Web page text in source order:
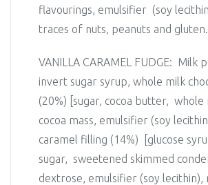
flavourings, emulsifier (soy
traces of nuts, peanuts and gluten.
VANILLA CARAMEL FUDGE: Milk
invert sugar syrup, whole milk
(20%) [sugar, cocoa butter, whole
cocoa mass, emulsifier (soy
caramel filling (14%) [glucose
sugar, sweetened skimmed
dextrose, emulsifier (soy lecithin),